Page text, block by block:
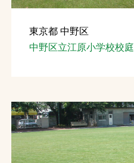
東京都 中野区
中野区立江原小学校校庭